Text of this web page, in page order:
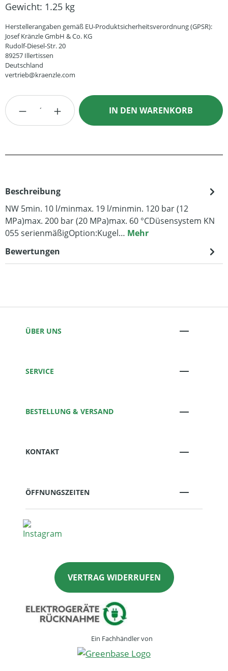
Gewicht: 1.25 kg
Herstellerangaben gemäß EU-Produktsicherheitsverordnung (GPSR):
Josef Kränzle GmbH & Co. KG
Rudolf-Diesel-Str. 20
89257 Illertissen
Deutschland
vertrieb@kraenzle.com
Produkt Anzahl: Gib den gewünschten
IN DEN WARENKORB
Beschreibung
NW 5min. 10 l/minmax. 19 l/minmin. 120 bar (12
MPa)max. 200 bar (20 MPa)max. 60 °CDüsensystem KN
055 serienmäßigOption:Kugel… Mehr
Bewertungen
ÜBER UNS
SERVICE
BESTELLUNG & VERSAND
KONTAKT
ÖFFNUNGSZEITEN
VERTRAG WIDERRUFEN
Ein Fachhändler von